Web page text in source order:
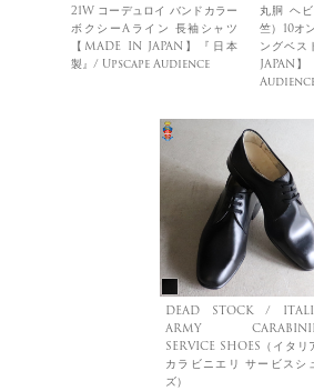
21W コーデュロイ バンドカラー
ボクシーAライン 長袖シャツ
【MADE IN JAPAN】『日本
製』/ Upscape Audience
丸胴 ヘ
竺）10オ
ングベ
JAPAN
DEAD STOCK /
ARMY
SERVICE SHOES（イタリ
カラビニエリ サービスシ
ズ）